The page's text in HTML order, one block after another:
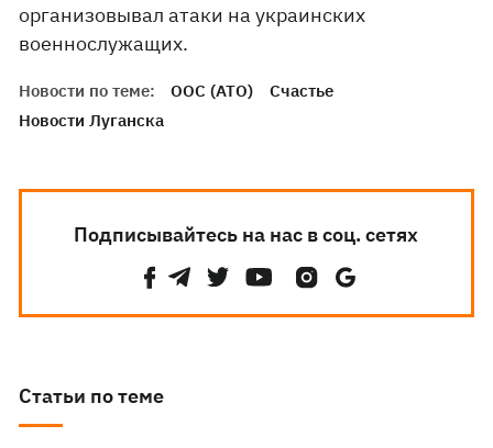
организовывал атаки на украинских
военнослужащих.
Новости по теме: ООС (АТО)
Счастье
Новости Луганска
Подписывайтесь на нас в соц. сетях
Статьи по теме